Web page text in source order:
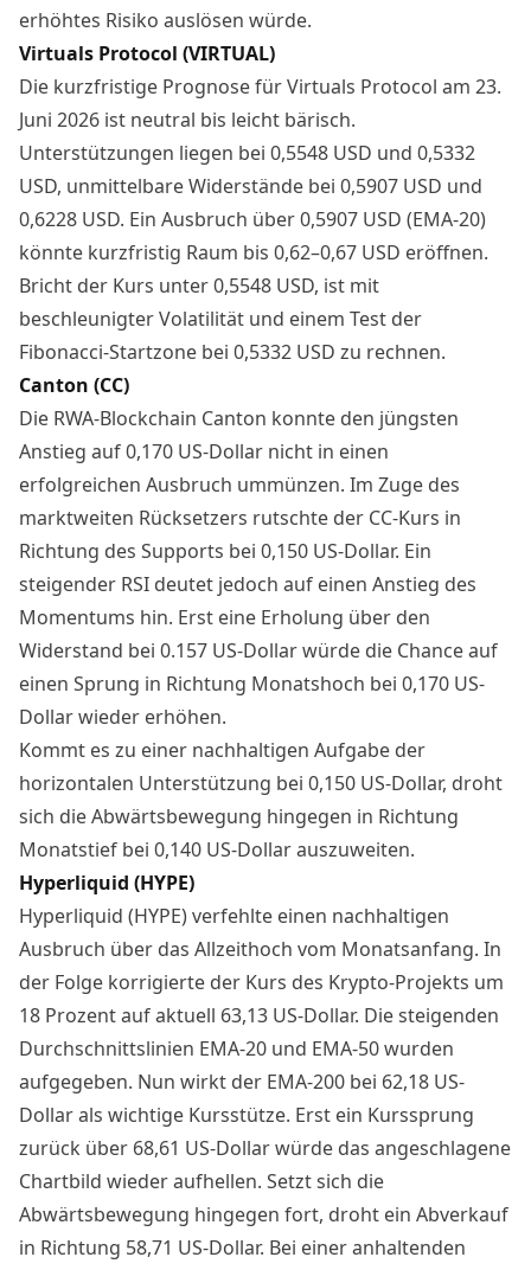
erhöhtes Risiko auslösen würde.
Virtuals Protocol (VIRTUAL)
Die kurzfristige Prognose für Virtuals Protocol am 23.
Juni 2026 ist neutral bis leicht bärisch.
Unterstützungen liegen bei 0,5548 USD und 0,5332
USD, unmittelbare Widerstände bei 0,5907 USD und
0,6228 USD. Ein Ausbruch über 0,5907 USD (EMA-20)
könnte kurzfristig Raum bis 0,62–0,67 USD eröffnen.
Bricht der Kurs unter 0,5548 USD, ist mit
beschleunigter Volatilität und einem Test der
Fibonacci-Startzone bei 0,5332 USD zu rechnen.
Canton (CC)
Die RWA-Blockchain Canton konnte den jüngsten
Anstieg auf 0,170 US-Dollar nicht in einen
erfolgreichen Ausbruch ummünzen. Im Zuge des
marktweiten Rücksetzers rutschte der CC-Kurs in
Richtung des Supports bei 0,150 US-Dollar. Ein
steigender RSI deutet jedoch auf einen Anstieg des
Momentums hin. Erst eine Erholung über den
Widerstand bei 0.157 US-Dollar würde die Chance auf
einen Sprung in Richtung Monatshoch bei 0,170 US-
Dollar wieder erhöhen.
Kommt es zu einer nachhaltigen Aufgabe der
horizontalen Unterstützung bei 0,150 US-Dollar, droht
sich die Abwärtsbewegung hingegen in Richtung
Monatstief bei 0,140 US-Dollar auszuweiten.
Hyperliquid (HYPE)
Hyperliquid (HYPE) verfehlte einen nachhaltigen
Ausbruch über das Allzeithoch vom Monatsanfang. In
der Folge korrigierte der Kurs des Krypto-Projekts um
18 Prozent auf aktuell 63,13 US-Dollar. Die steigenden
Durchschnittslinien EMA-20 und EMA-50 wurden
aufgegeben. Nun wirkt der EMA-200 bei 62,18 US-
Dollar als wichtige Kursstütze. Erst ein Kurssprung
zurück über 68,61 US-Dollar würde das angeschlagene
Chartbild wieder aufhellen. Setzt sich die
Abwärtsbewegung hingegen fort, droht ein Abverkauf
in Richtung 58,71 US-Dollar. Bei einer anhaltenden